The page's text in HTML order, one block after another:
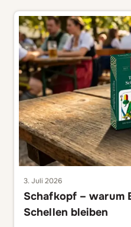
Kartenspiel als
3. Juli 2026
Schafkopf – warum
Schellen bleiben